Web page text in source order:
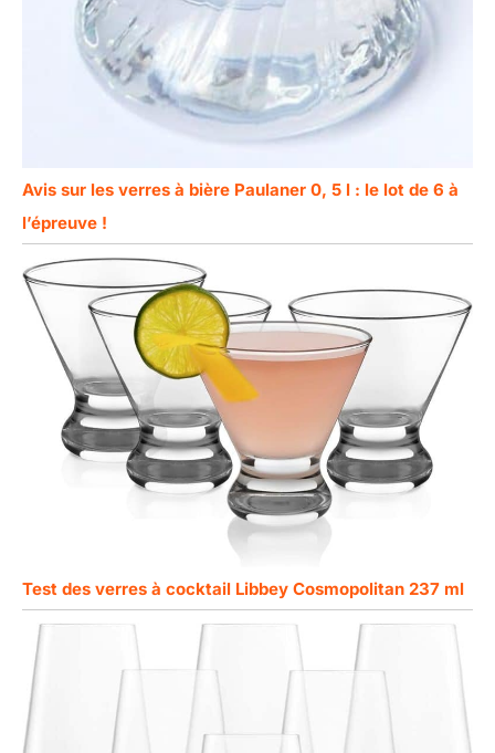
Avis sur les verres à bière Paulaner 0, 5 l : le lot de 6 à
l’épreuve !
Test des verres à cocktail Libbey Cosmopolitan 237 ml